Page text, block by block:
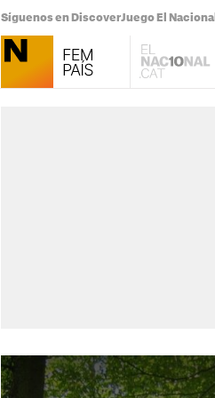
Síguenos en DiscoverJuego El Nacional